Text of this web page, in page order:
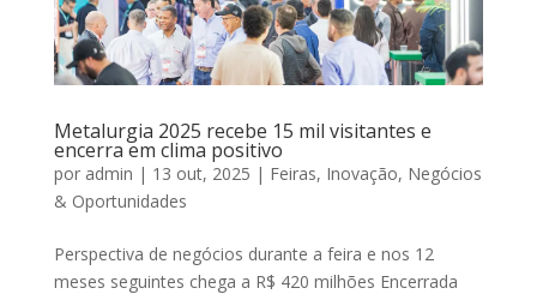
Metalurgia 2025 recebe 15 mil visitantes e
encerra em clima positivo
por admin | 13 out, 2025 | Feiras, Inovação, Negócios
& Oportunidades
Perspectiva de negócios durante a feira e nos 12
meses seguintes chega a R$ 420 milhões Encerrada